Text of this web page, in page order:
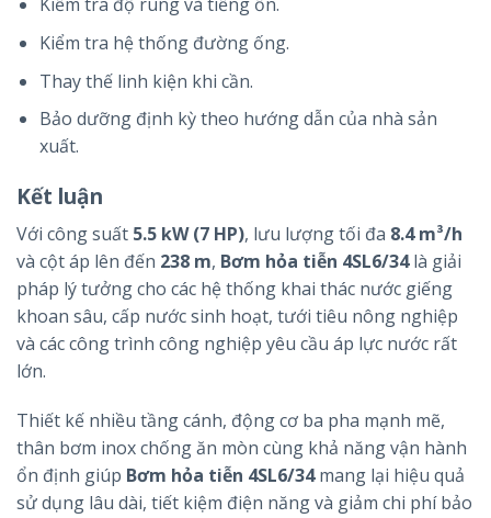
Kiểm tra độ rung và tiếng ồn.
Kiểm tra hệ thống đường ống.
Thay thế linh kiện khi cần.
Bảo dưỡng định kỳ theo hướng dẫn của nhà sản
xuất.
Kết luận
Với công suất 5.5 kW (7 HP), lưu lượng tối đa 8.4 m³/h
và cột áp lên đến 238 m, Bơm hỏa tiễn 4SL6/34là giải
pháp lý tưởng cho các hệ thống khai thác nước giếng
khoan sâu, cấp nước sinh hoạt, tưới tiêu nông nghiệp
và các công trình công nghiệp yêu cầu áp lực nước rất
lớn.
Thiết kế nhiều tầng cánh, động cơ ba pha mạnh mẽ,
thân bơm inox chống ăn mòn cùng khả năng vận hành
ổn định giúp Bơm hỏa tiễn 4SL6/34mang lại hiệu quả
sử dụng lâu dài, tiết kiệm điện năng và giảm chi phí bảo